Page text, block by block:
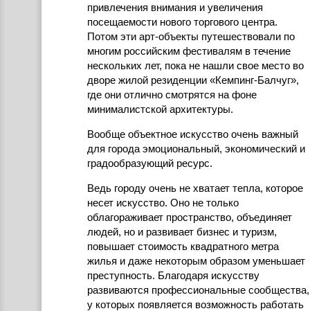
привлечения внимания и увеличения
посещаемости нового торгового центра.
Потом эти арт-объекты путешествовали по
многим российским фестивалям в течение
нескольких лет, пока не нашли свое место во
дворе жилой резиденции «Кемпинг-Балчуг»,
где они отлично смотрятся на фоне
минималистской архитектуры.
Вообще объектное искусство очень важный
для города эмоциональный, экономический и
градообразующий ресурс.
Ведь городу очень не хватает тепла, которое
несет искусство. Оно не только
облагораживает пространство, объединяет
людей, но и развивает бизнес и туризм,
повышает стоимость квадратного метра
жилья и даже некоторым образом уменьшает
преступность. Благодаря искусству
развиваются профессиональные сообщества,
у которых появляется возможность работать